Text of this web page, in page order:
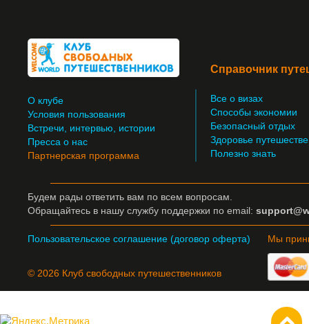
О клубе
Условия пользования
Встречи, интервью, истории
Пресса о нас
Партнерская программа
Справочник
Все о визах
Способы экономии
Безопасный отдых
Здоровье
Полезно знать
Будем рады ответить вам по всем вопросам.
Обращайтесь в нашу службу поддержки по email:
Пользовательское соглашение (договор оферта)
© 2026 Клуб свободных путешественников
Мы